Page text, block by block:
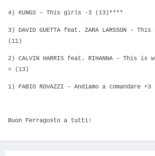
4) KUNGS – This girls -3 (13)****
3) DAVID GUETTA feat. ZARA LARSSON –
(11)
2) CALVIN HARRIS feat. RIHANNA – This is
= (13)
1) FABIO ROVAZZI – Andiamo a comandare
Buon Ferragosto a tutti!